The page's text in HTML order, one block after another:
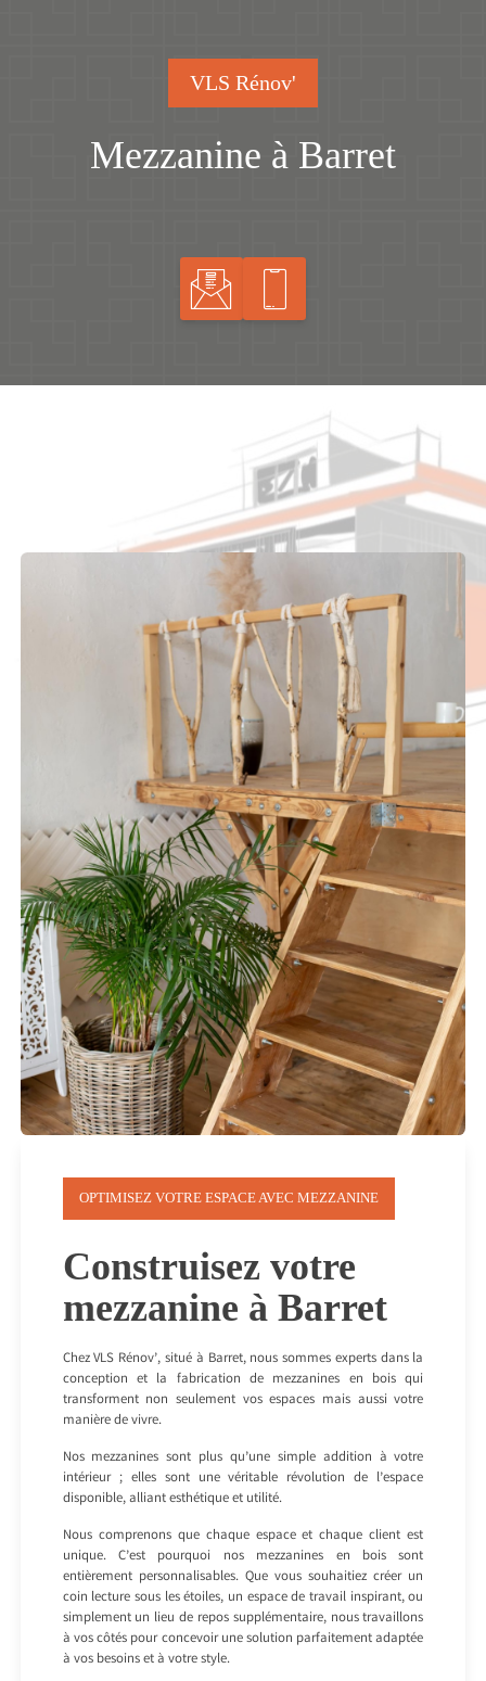
VLS Rénov'
Mezzanine à Barret
OPTIMISEZ VOTRE ESPACE AVEC MEZZANINE
Construisez votre
mezzanine à Barret
Chez VLS Rénov’, situé à Barret, nous sommes experts dans la
conception et la fabrication de mezzanines en bois qui
transforment non seulement vos espaces mais aussi votre
manière de vivre.
Nos mezzanines sont plus qu’une simple addition à votre
intérieur ; elles sont une véritable révolution de l’espace
disponible, alliant esthétique et utilité.
Nous comprenons que chaque espace et chaque client est
unique. C’est pourquoi nos mezzanines en bois sont
entièrement personnalisables. Que vous souhaitiez créer un
coin lecture sous les étoiles, un espace de travail inspirant, ou
simplement un lieu de repos supplémentaire, nous travaillons
à vos côtés pour concevoir une solution parfaitement adaptée
à vos besoins et à votre style.